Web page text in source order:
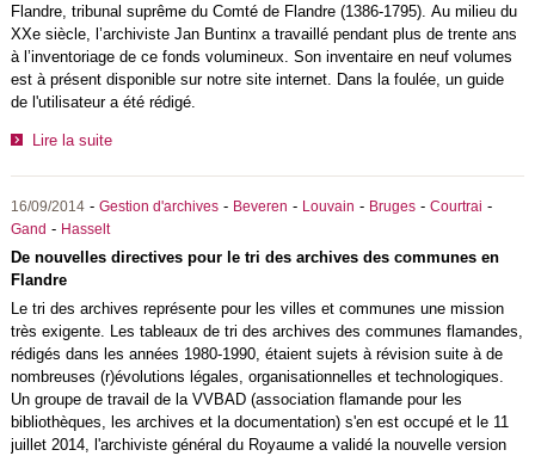
Flandre, tribunal suprême du Comté de Flandre (1386-1795). Au milieu du
XXe siècle, l’archiviste Jan Buntinx a travaillé pendant plus de trente ans
à l’inventoriage de ce fonds volumineux. Son inventaire en neuf volumes
est à présent disponible sur notre site internet. Dans la foulée, un guide
de l'utilisateur a été rédigé.
Lire la suite
16/09/2014- Gestion d'archives- Beveren - Louvain - Bruges- Courtrai -
Gand - Hasselt
De nouvelles directives pour le tri des archives des communes en
Flandre
Le tri des archives représente pour les villes et communes une mission
très exigente. Les tableaux de tri des archives des communes flamandes,
rédigés dans les années 1980-1990, étaient sujets à révision suite à de
nombreuses (r)évolutions légales, organisationnelles et technologiques.
Un groupe de travail de la VVBAD (association flamande pour les
bibliothèques, les archives et la documentation) s'en est occupé et le 11
juillet 2014, l'archiviste général du Royaume a validé la nouvelle version